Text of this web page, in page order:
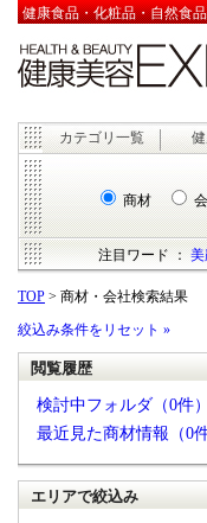
健康食品・化粧品・自然食
カテゴリ一覧
商材
注目ワード ：美
TOP > 商材・会社検索結果
絞込み条件をリセット »
閲覧履歴
検討中フォルダ（0件）
最近見た商材情報（0件
エリアで絞込み